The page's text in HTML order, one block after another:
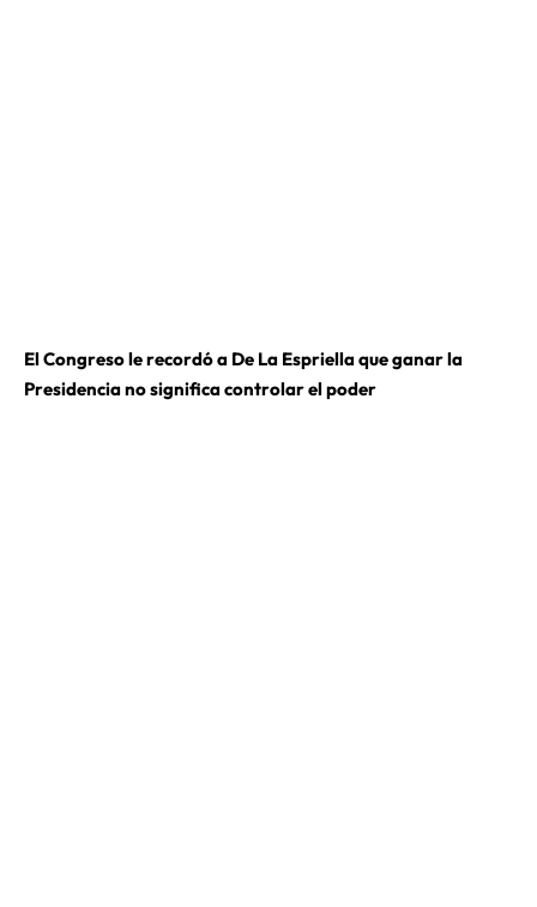
El Congreso le recordó a De La Espriella que ganar la
Presidencia no significa controlar el poder